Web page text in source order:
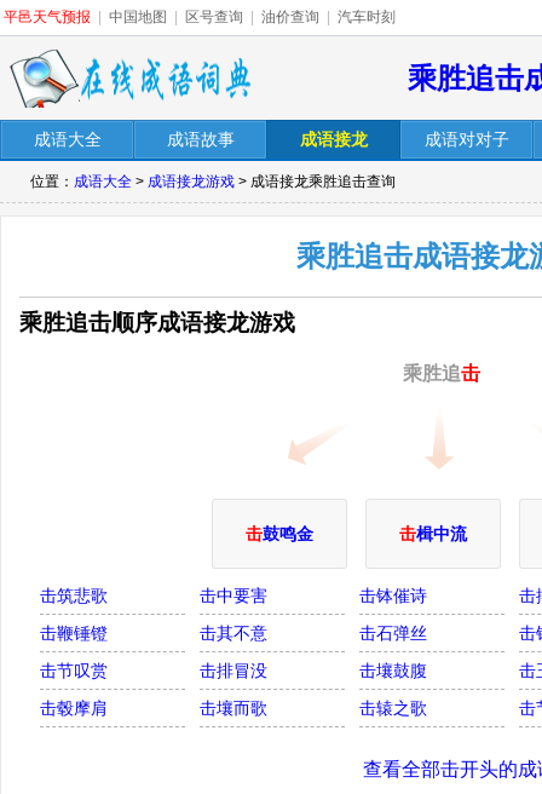
平邑天气预报 中国地图 区号查询 油价查询 汽车时刻
乘胜追击
成语大全 成语故事 成语接龙 成语对对子
位置： 成语大全 > 成语接龙游戏 > 成语接龙乘胜追击查询
乘胜追击成语接龙
乘胜追击顺序成语接龙游戏
乘胜追击
击鼓鸣金 击楫中流
击筑悲歌 击中要害 击钵催诗
击
击鞭锤镫
击其不意 击石弹丝
击
击节叹赏
击排冒没 击壤鼓腹
击
击毂摩肩
击壤而歌 击辕之歌 击
查看全部击开头的成